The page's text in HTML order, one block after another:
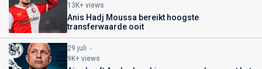
13K+ views
Anis Hadj Moussa bereikt hoogste
transferwaarde ooit
29 juli
9K+ views